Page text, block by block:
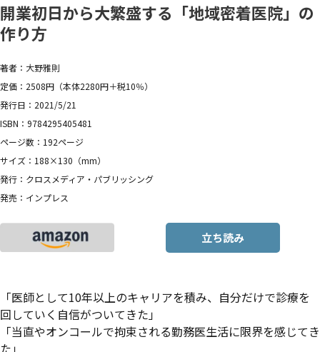
開業初日から大繁盛する「地域密着医院」の
作り方
著者：大野雅則
定価：2508円（本体2280円＋税10％）
発行日：2021/5/21
ISBN：9784295405481
ページ数：192ページ
サイズ：188×130（mm）
発行：クロスメディア・パブリッシング
発売：インプレス
立ち読み
「医師として10年以上のキャリアを積み、自分だけで診療を
回していく自信がついてきた」
「当直やオンコールで拘束される勤務医生活に限界を感じてき